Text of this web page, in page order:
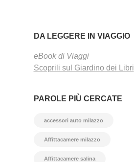
DA LEGGERE IN VIAGGIO
eBook di Viaggi
Scoprili sul Giardino dei Libri
PAROLE PIÙ CERCATE
accessori auto milazzo
Affittacamere milazzo
Affittacamere salina